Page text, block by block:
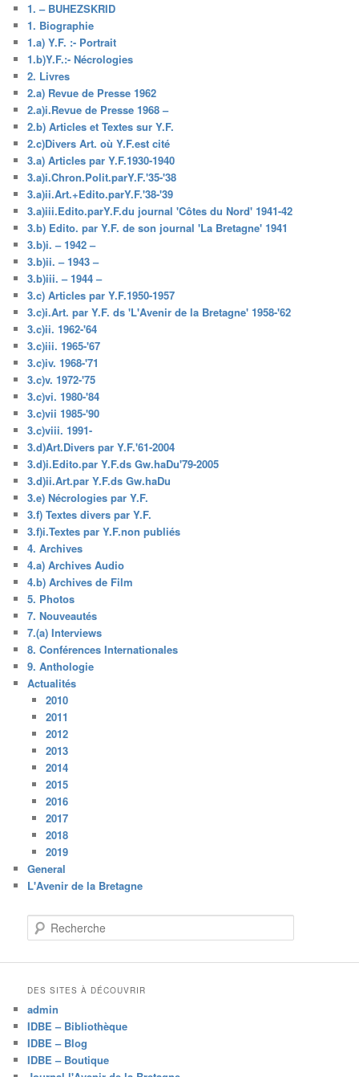
1. – BUHEZSKRID
1. Biographie
1.a) Y.F. :- Portrait
1.b)Y.F.:- Nécrologies
2. Livres
2.a) Revue de Presse 1962
2.a)i.Revue de Presse 1968 –
2.b) Articles et Textes sur Y.F.
2.c)Divers Art. où Y.F.est cité
3.a) Articles par Y.F.1930-1940
3.a)i.Chron.Polit.parY.F.'35-'38
3.a)ii.Art.+Edito.parY.F.'38-'39
3.a)iii.Edito.parY.F.du journal 'Côtes du Nord' 1941-42
3.b) Edito. par Y.F. de son journal 'La Bretagne' 1941
3.b)i. – 1942 –
3.b)ii. – 1943 –
3.b)iii. – 1944 –
3.c) Articles par Y.F.1950-1957
3.c)i.Art. par Y.F. ds 'L'Avenir de la Bretagne' 1958-'62
3.c)ii. 1962-'64
3.c)iii. 1965-'67
3.c)iv. 1968-'71
3.c)v. 1972-'75
3.c)vi. 1980-'84
3.c)vii 1985-'90
3.c)viii. 1991-
3.d)Art.Divers par Y.F.'61-2004
3.d)i.Edito.par Y.F.ds Gw.haDu'79-2005
3.d)ii.Art.par Y.F.ds Gw.haDu
3.e) Nécrologies par Y.F.
3.f) Textes divers par Y.F.
3.f)i.Textes par Y.F.non publiés
4. Archives
4.a) Archives Audio
4.b) Archives de Film
5. Photos
7. Nouveautés
7.(a) Interviews
8. Conférences Internationales
9. Anthologie
Actualités
2010
2011
2012
2013
2014
2015
2016
2017
2018
2019
General
L'Avenir de la Bretagne
e
e
c
h
e
DES SITES À DÉCOUVRIR
admin
IDBE – Bibliothèque
IDBE – Blog
IDBE – Boutique